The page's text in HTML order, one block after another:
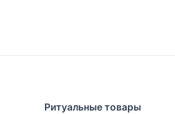
Ритуальные товары